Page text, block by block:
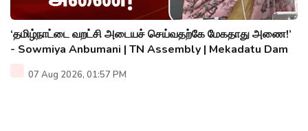
‘தமிழ்நாட்டை வறட்சி அடையச் செய்வதற்கே மேகதாது அணை!’
- Sowmiya Anbumani | TN Assembly | Mekadatu Dam
07 Aug 2026, 01:57 PM